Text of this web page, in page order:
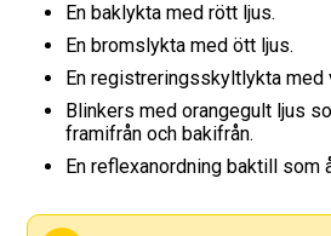
Checklista för
En baklykta med rött ljus.
En bromslykta med ött ljus.
En registreringsskyltlykta med
Blinkers med orangegult ljus
framifrån och bakifrån.
En reflexanordning baktill som